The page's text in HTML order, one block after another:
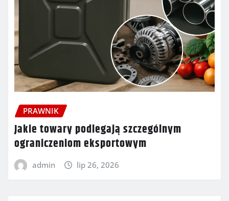
PRAWNIK
Jakie towary podlegają szczególnym
ograniczeniom eksportowym
admin lip 26, 2026